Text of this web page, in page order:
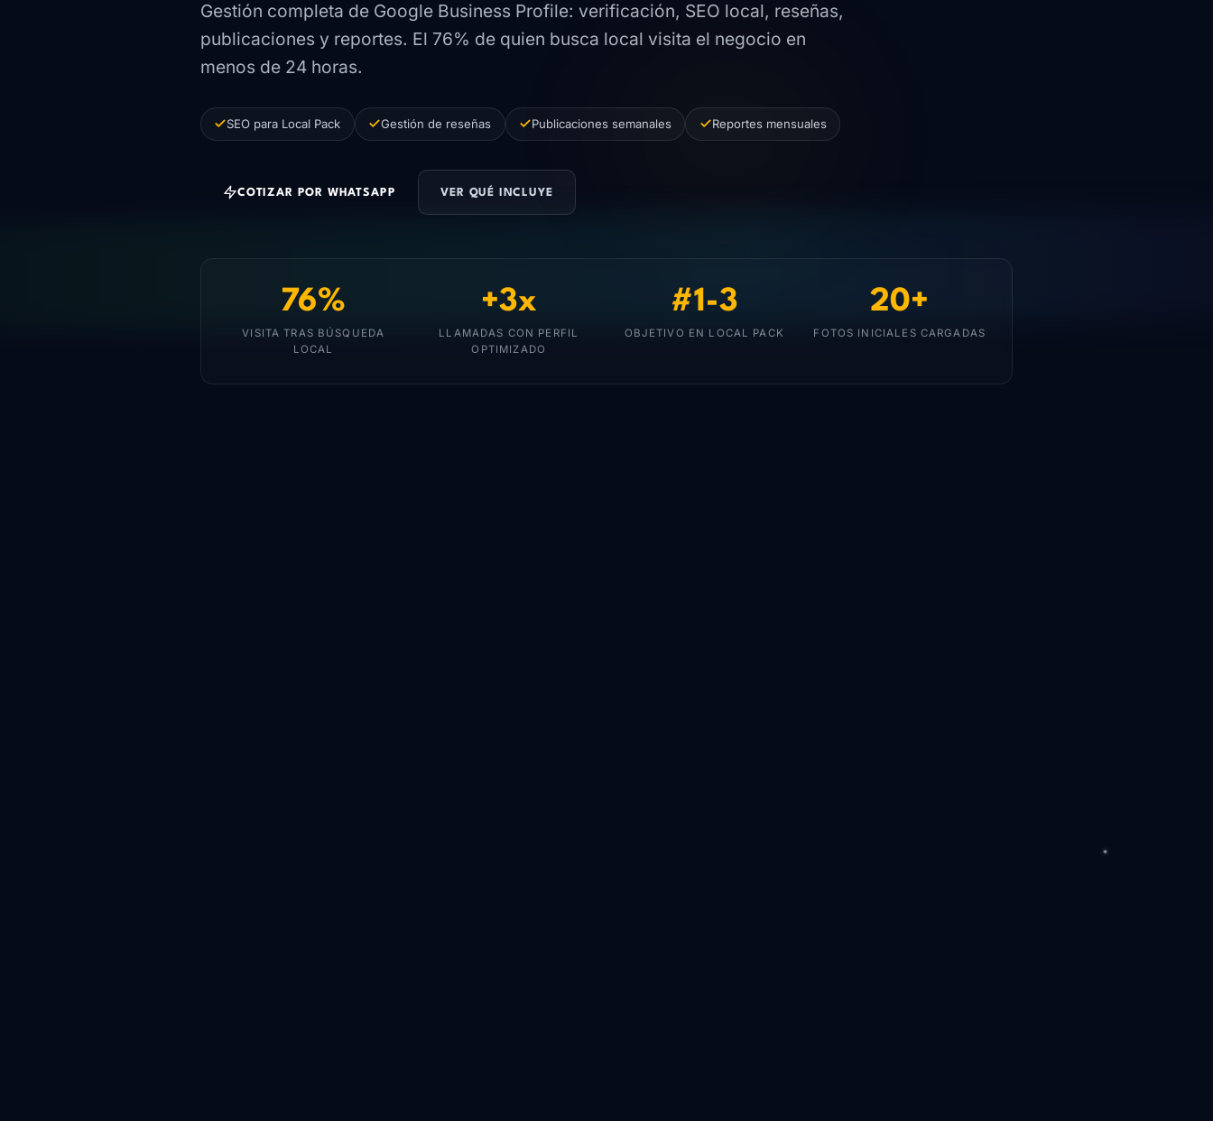
Gestión completa de Google Business Profile: verificación, SEO local, reseñas,
publicaciones y reportes. El 76% de quien busca local visita el negocio en
menos de 24 horas.
SEO para Local Pack Gestión de reseñas Publicaciones semanales Reportes mensuales
COTIZAR POR WHATSAPP VER QUÉ INCLUYE
76%
VISITA TRAS BÚSQUEDA
LOCAL
+3x
LLAMADAS CON PERFIL
OPTIMIZADO
#1-3
OBJETIVO EN LOCAL PACK
20+
FOTOS INICIALES CARGADAS